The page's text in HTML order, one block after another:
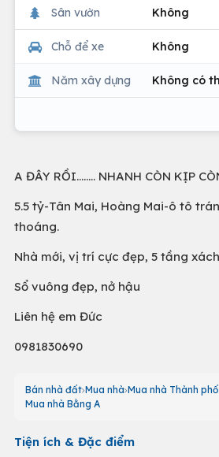
Sân vườn Không
Chỗ để xe Không
Năm xây dựng Không có
A ĐÂY RỒI…….. NHANH CÒN KỊP
5.5 tỷ-Tân Mai, Hoàng Mai-ô tô
thoáng.
Nhà mới, vị trí cực đẹp, 5 tầng
Sổ vuông đẹp, nở hậu
Liên hệ em Đức
0981830690
Bán nhà đất Mua nhà Mua nhà Thành
Mua nhà Bằng A
Tiện ích & Đặc điểm